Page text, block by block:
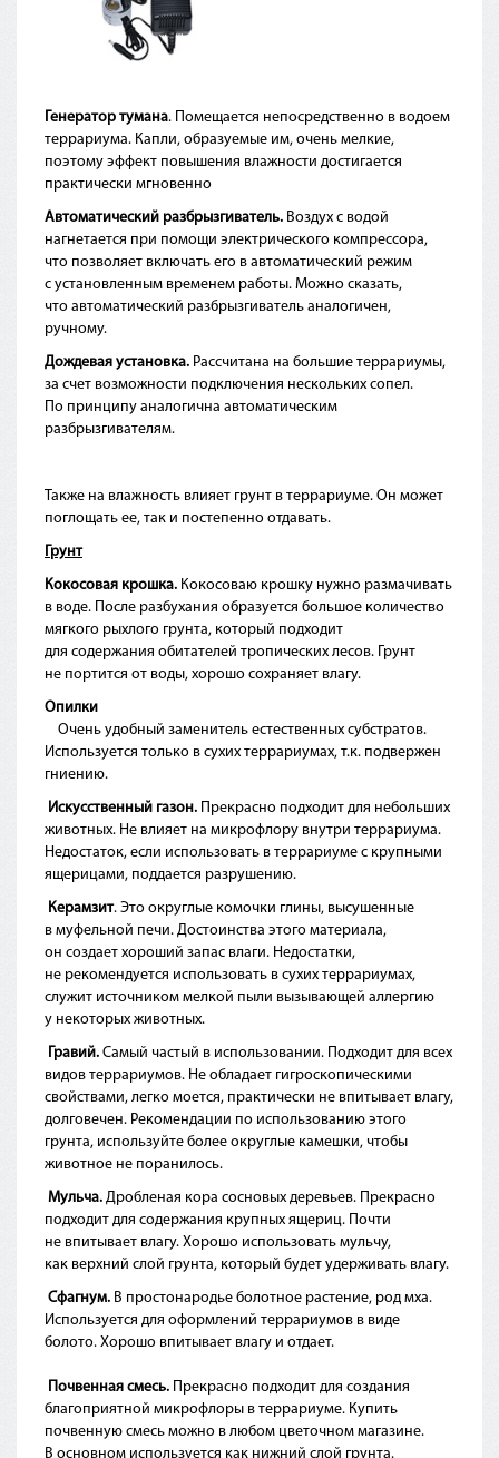
Генератор тумана. Помещается непосредственно в водоем
террариума. Капли, образуемые им, очень мелкие,
поэтому эффект повышения влажности достигается
практически мгновенно
Автоматический разбрызгиватель. Воздух с водой
нагнетается при помощи электрического компрессора,
что позволяет включать его в автоматический режим
с установленным временем работы. Можно сказать,
что автоматический разбрызгиватель аналогичен,
ручному.
Дождевая установка. Рассчитана на большие террариумы,
за счет возможности подключения нескольких сопел.
По принципу аналогична автоматическим
разбрызгивателям.
Также на влажность влияет грунт в террариуме. Он может
поглощать ее, так и постепенно отдавать.
Грунт
Кокосовая крошка. Кокосоваю крошку нужно размачивать
в воде. После разбухания образуется большое количество
мягкого рыхлого грунта, который подходит
для содержания обитателей тропических лесов. Грунт
не портится от воды, хорошо сохраняет влагу.
Опилки
Очень удобный заменитель естественных субстратов.
Используется только в сухих террариумах, т.к. подвержен
гниению.
Искусственный газон. Прекрасно подходит для небольших
животных. Не влияет на микрофлору внутри террариума.
Недостаток, если использовать в террариуме с крупными
ящерицами, поддается разрушению.
Керамзит. Это округлые комочки глины, высушенные
в муфельной печи. Достоинства этого материала,
он создает хороший запас влаги. Недостатки,
не рекомендуется использовать в сухих террариумах,
служит источником мелкой пыли вызывающей аллергию
у некоторых животных.
Гравий. Самый частый в использовании. Подходит для всех
видов террариумов. Не обладает гигроскопическими
свойствами, легко моется, практически не впитывает влагу,
долговечен. Рекомендации по использованию этого
грунта, используйте более округлые камешки, чтобы
животное не поранилось.
Мульча. Дробленая кора сосновых деревьев. Прекрасно
подходит для содержания крупных ящериц. Почти
не впитывает влагу. Хорошо использовать мульчу,
как верхний слой грунта, который будет удерживать влагу.
Сфагнум. В простонародье болотное растение, род мха.
Используется для оформлений террариумов в виде
болото. Хорошо впитывает влагу и отдает.
Почвенная смесь. Прекрасно подходит для создания
благоприятной микрофлоры в террариуме. Купить
почвенную смесь можно в любом цветочном магазине.
В основном используется как нижний слой грунта.